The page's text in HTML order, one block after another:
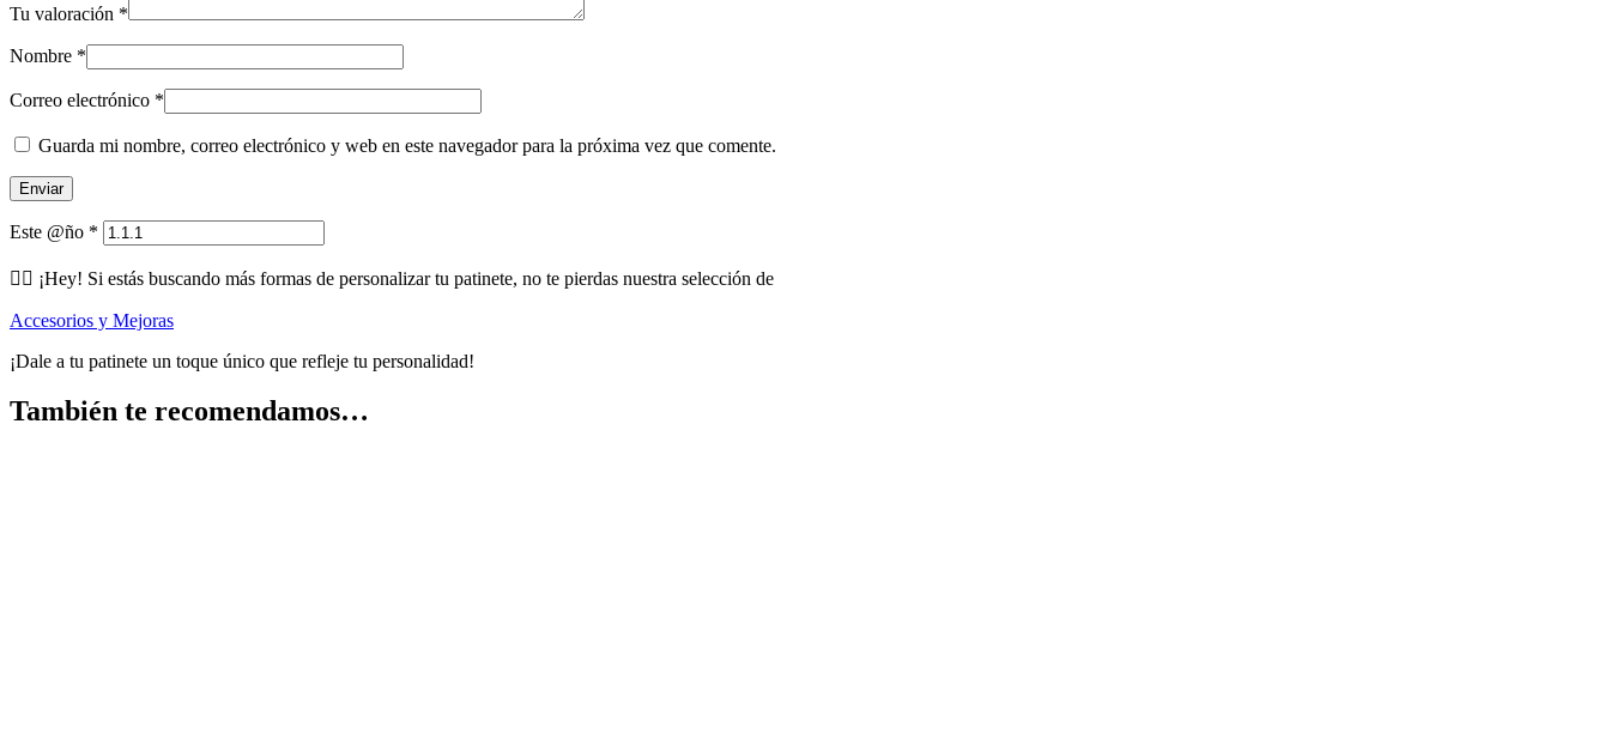
Tu valoración *
Nombre *
Correo electrónico *
Guarda mi nombre, correo electrónico y web en este navegador para la próxima vez que comente.
Este @ño *
🕵️‍♂️ ¡Hey! Si estás buscando más formas de personalizar tu patinete, no te pierdas nuestra selección de
Accesorios y Mejoras
¡Dale a tu patinete un toque único que refleje tu personalidad!
También te recomendamos…